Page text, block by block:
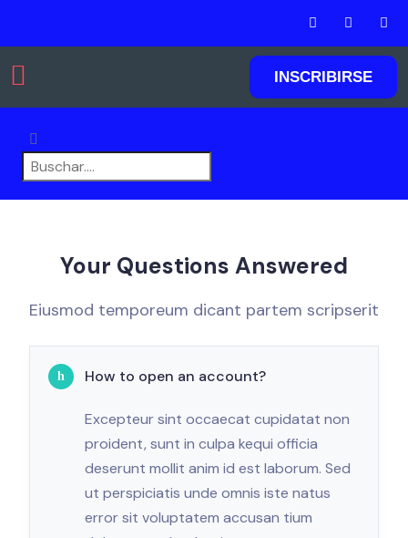
INSCRIBIRSE
Your Questions Answered
Eiusmod temporeum dicant partem scripserit
How to open an account?
Excepteur sint occaecat cupidatat non
proident, sunt in culpa kequi officia
deserunt mollit anim id est laborum. Sed
ut perspiciatis unde omnis iste natus
error sit voluptatem accusan tium